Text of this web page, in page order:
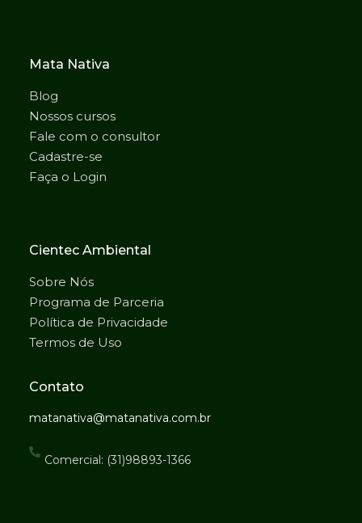
Mata Nativa
Blog
Nossos cursos
Fale com o consultor
Cadastre-se
Faça o Login
Cientec Ambiental
Sobre Nós
Programa de Parceria
Política de Privacidade
Termos de Uso
Contato
matanativa@matanativa.com.br
Comercial: (31)98893-1366